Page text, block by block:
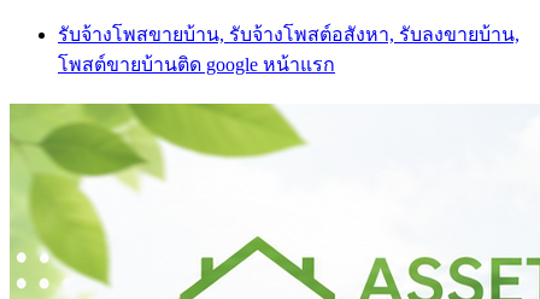
Skip
content
รับจ้างโพสขายบ้าน, รับจ้างโพสต์อสังหา, รับลงขายบ้าน,
โพสต์ขายบ้านติด google หน้าแรก